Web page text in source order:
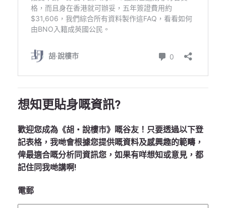
想知更貼身嘅資訊?
歡迎您成為《胡‧說樓市》嘅谷友！只要透過以下登
記表格，我哋會根據您提供嘅資料及感興趣的範疇，
俾最適合嘅分析同資訊您，如果有咩想知或意見，都
記住同我哋講啊!
電郵